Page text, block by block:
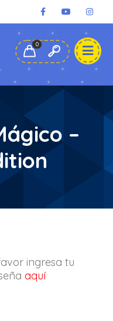
(+51) 980-906-767
Área Secreta
0
–
ingresa tu
aquí